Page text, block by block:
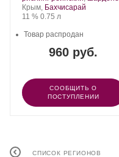
de
la
винограда:
Регион:
Крым, Бахчисарай
Крепость
11 %. Объем
0.75 л
960 руб.
Товар распродан
СООБЩИТЬ О
ПОСТУПЛЕНИИ
СПИСОК РЕГИОНОВ